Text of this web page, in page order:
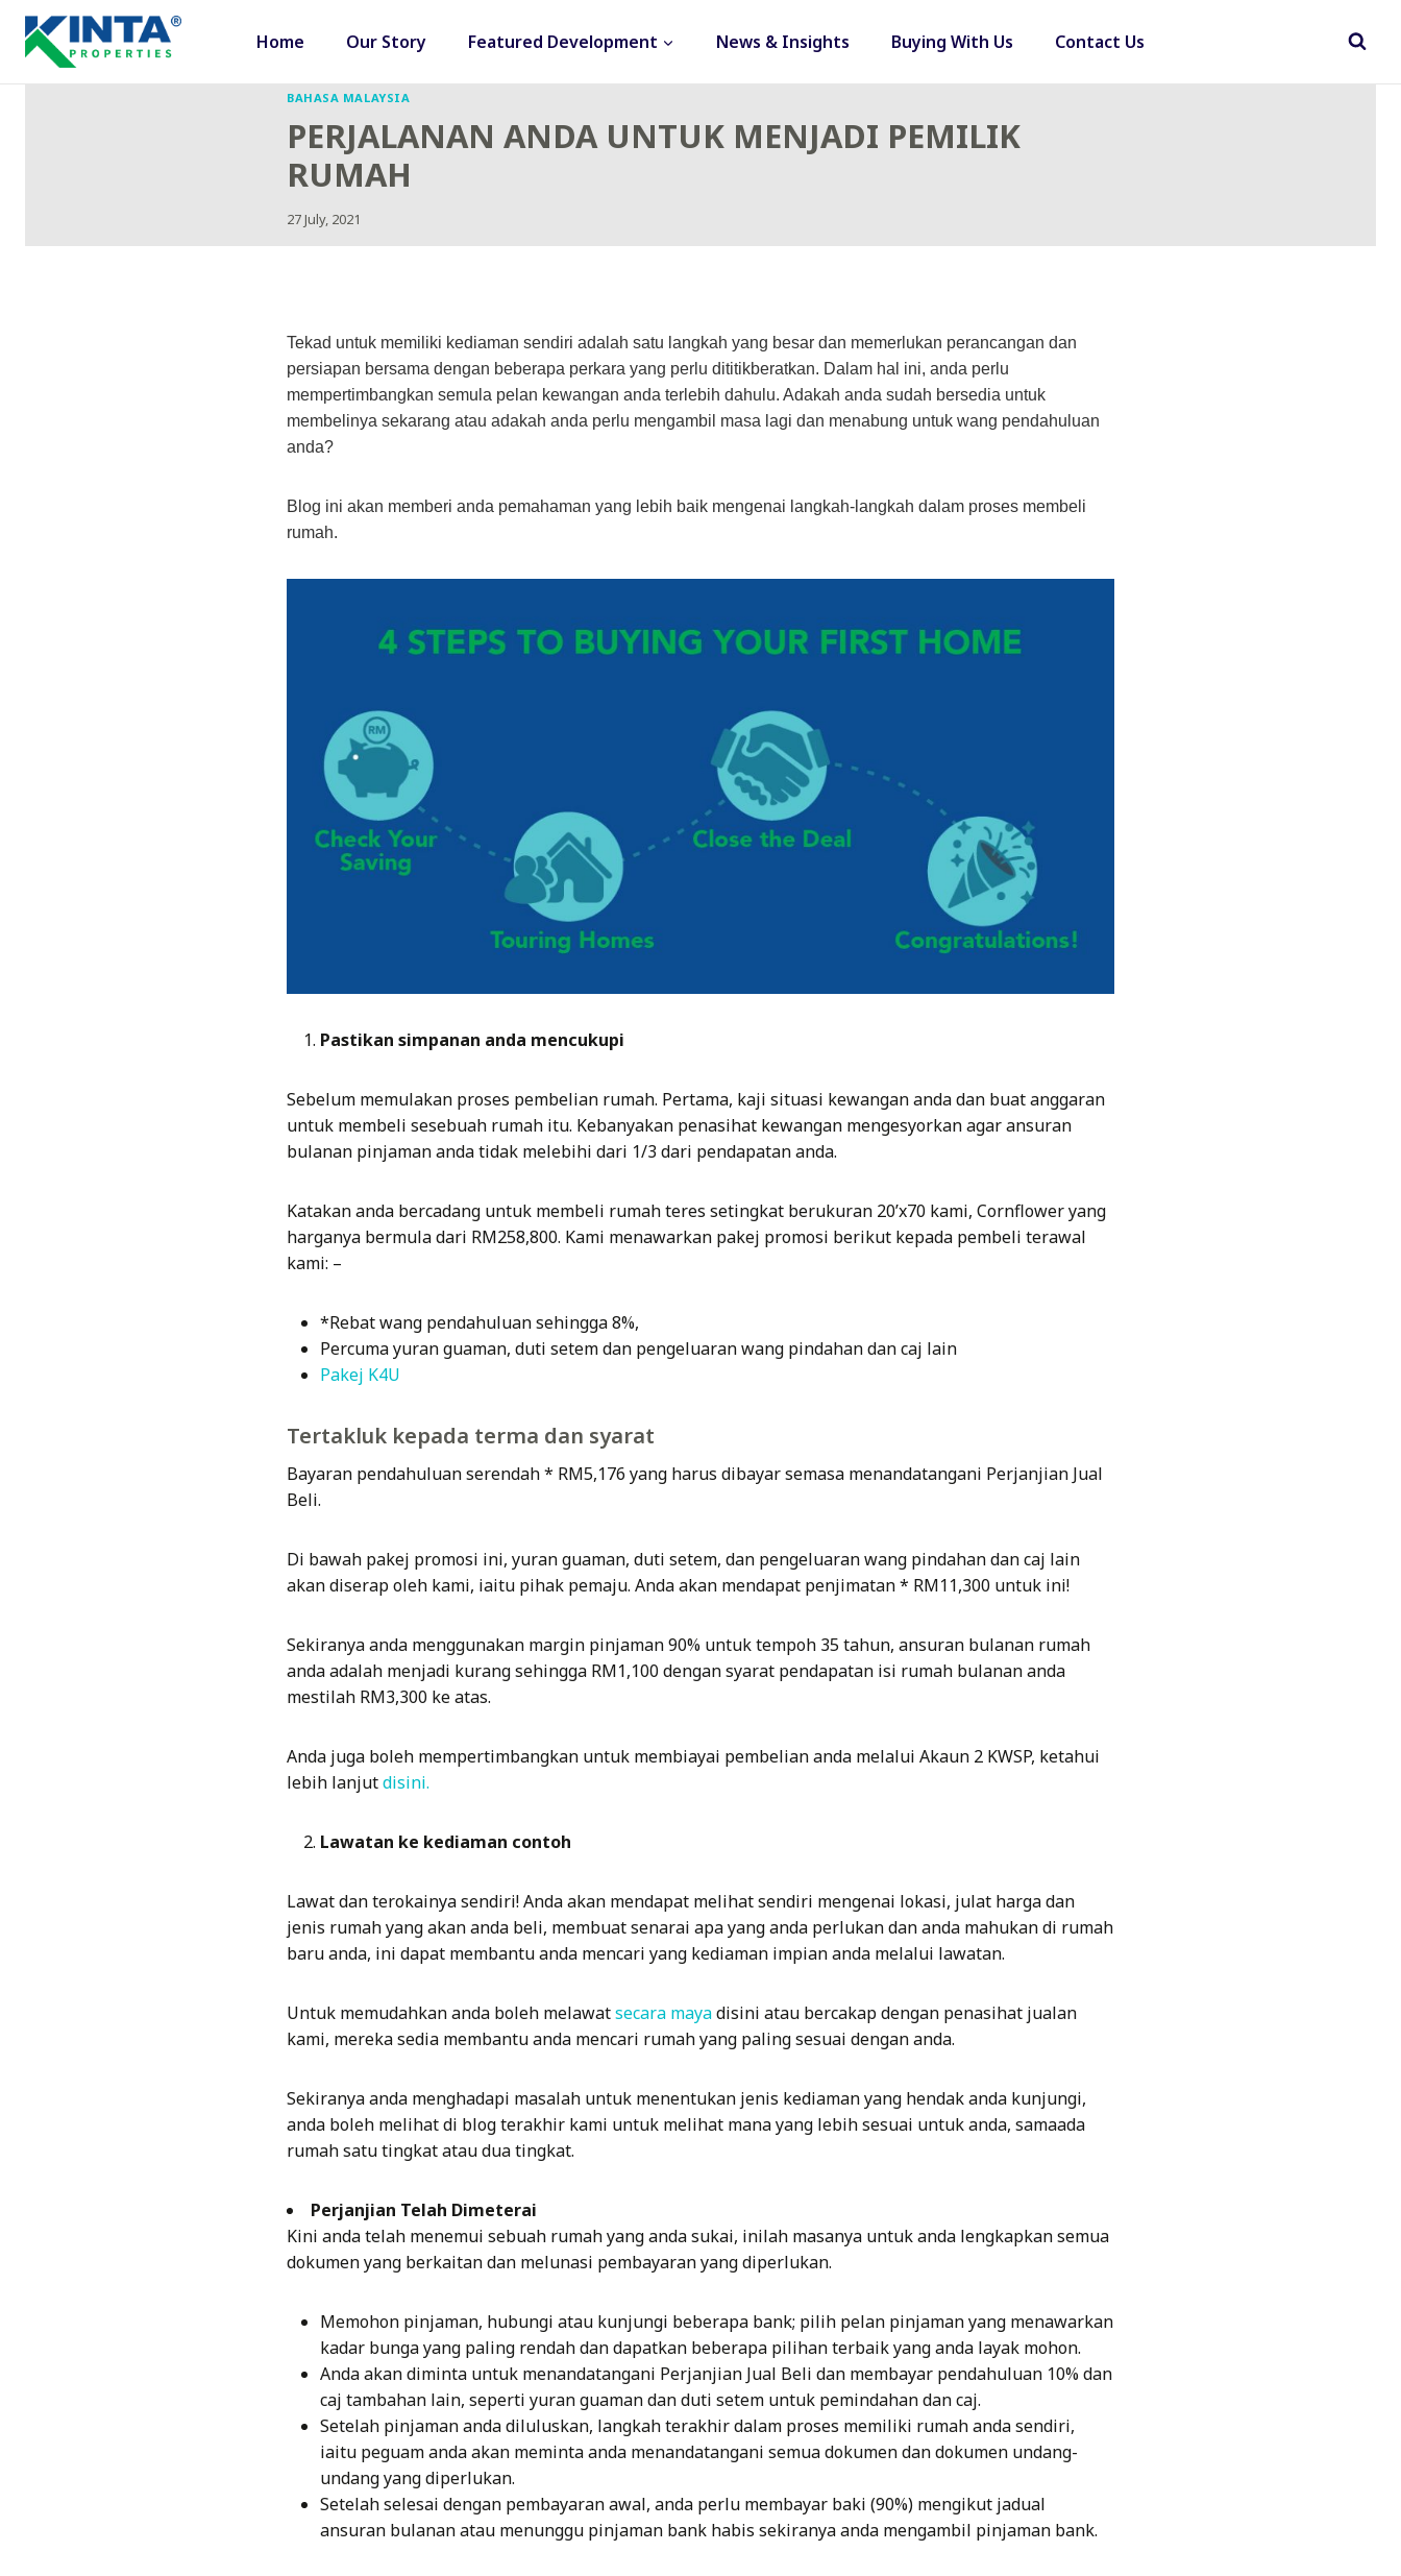
Skip
content
Home Our Story Featured Development News & Insights Buying With Us Contact Us
BAHASA MALAYSIA
PERJALANAN ANDA UNTUK MENJADI PEMILIK
RUMAH
27 July, 2021
Tekad untuk memiliki kediaman sendiri adalah satu langkah yang besar dan memerlukan perancangan dan
persiapan bersama dengan beberapa perkara yang perlu dititikberatkan. Dalam hal ini, anda perlu
mempertimbangkan semula pelan kewangan anda terlebih dahulu. Adakah anda sudah bersedia untuk
membelinya sekarang atau adakah anda perlu mengambil masa lagi dan menabung untuk wang pendahuluan
anda?
Blog ini akan memberi anda pemahaman yang lebih baik mengenai langkah-langkah dalam proses membeli
rumah.
Pastikan simpanan anda mencukupi
Sebelum memulakan proses pembelian rumah. Pertama, kaji situasi kewangan anda dan buat anggaran
untuk membeli sesebuah rumah itu. Kebanyakan penasihat kewangan mengesyorkan agar ansuran
bulanan pinjaman anda tidak melebihi dari 1/3 dari pendapatan anda.
Katakan anda bercadang untuk membeli rumah teres setingkat berukuran 20’x70 kami, Cornflower yang
harganya bermula dari RM258,800. Kami menawarkan pakej promosi berikut kepada pembeli terawal
kami: –
*Rebat wang pendahuluan sehingga 8%,
Percuma yuran guaman, duti setem dan pengeluaran wang pindahan dan caj lain
Pakej K4U
Tertakluk kepada terma dan syarat
Bayaran pendahuluan serendah * RM5,176 yang harus dibayar semasa menandatangani Perjanjian Jual
Beli.
Di bawah pakej promosi ini, yuran guaman, duti setem, dan pengeluaran wang pindahan dan caj lain
akan diserap oleh kami, iaitu pihak pemaju. Anda akan mendapat penjimatan * RM11,300 untuk ini!
Sekiranya anda menggunakan margin pinjaman 90% untuk tempoh 35 tahun, ansuran bulanan rumah
anda adalah menjadi kurang sehingga RM1,100 dengan syarat pendapatan isi rumah bulanan anda
mestilah RM3,300 ke atas.
Anda juga boleh mempertimbangkan untuk membiayai pembelian anda melalui Akaun 2 KWSP, ketahui
lebih lanjutdisini.
Lawatan ke kediaman contoh
Lawat dan terokainya sendiri! Anda akan mendapat melihat sendiri mengenai lokasi, julat harga dan
jenis rumah yang akan anda beli, membuat senarai apa yang anda perlukan dan anda mahukan di rumah
baru anda, ini dapat membantu anda mencari yang kediaman impian anda melalui lawatan.
Untuk memudahkan anda boleh melawatsecara mayadisini atau bercakap dengan penasihat jualan
kami, mereka sedia membantu anda mencari rumah yang paling sesuai dengan anda.
Sekiranya anda menghadapi masalah untuk menentukan jenis kediaman yang hendak anda kunjungi,
anda boleh melihat di blog terakhir kami untuk melihat mana yang lebih sesuai untuk anda, samaada
rumah satu tingkat atau dua tingkat.
Perjanjian Telah Dimeterai
Kini anda telah menemui sebuah rumah yang anda sukai, inilah masanya untuk anda lengkapkan semua
dokumen yang berkaitan dan melunasi pembayaran yang diperlukan.
Memohon pinjaman, hubungi atau kunjungi beberapa bank; pilih pelan pinjaman yang menawarkan
kadar bunga yang paling rendah dan dapatkan beberapa pilihan terbaik yang anda layak mohon.
Anda akan diminta untuk menandatangani Perjanjian Jual Beli dan membayar pendahuluan 10% dan
caj tambahan lain, seperti yuran guaman dan duti setem untuk pemindahan dan caj.
Setelah pinjaman anda diluluskan, langkah terakhir dalam proses memiliki rumah anda sendiri,
iaitu peguam anda akan meminta anda menandatangani semua dokumen dan dokumen undang-
undang yang diperlukan.
Setelah selesai dengan pembayaran awal, anda perlu membayar baki (90%) mengikut jadual
ansuran bulanan atau menunggu pinjaman bank habis sekiranya anda mengambil pinjaman bank.